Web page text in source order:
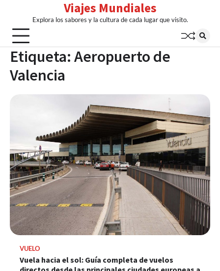
content
Viajes Mundiales
Explora los sabores y la cultura de cada lugar que visito.
Etiqueta: Aeropuerto de
Valencia
VUELO
Vuela hacia el sol: Guía completa de vuelos